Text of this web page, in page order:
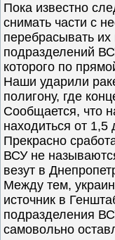
Пока известно
снимать части с
перебрасывать их
подразделений
которого по
Наши ударили
полигону, где
Сообщается, что
находиться от
Прекрасно
ВСУ не
везут в
Между тем,
источник в
подразделения
самовольно